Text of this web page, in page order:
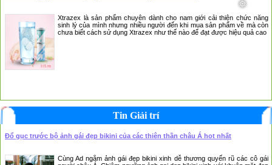
Xtrazex là sản phẩm chuyên dành cho nam giới cải thiện chức năng
sinh lý của mình nhưng nhiều người đến khi mua sản phẩm về mà còn
chưa biết cách sử dụng Xtrazex như thế nào để đạt được hiệu quả cao
Tin Giải trí
Đổ gục trước bộ ảnh gái đẹp bikini của các thiên thần châu Á hot nhất
Cùng Ad ngắm ảnh gái đẹp bikini xinh dễ thương quyến rũ các cô gái